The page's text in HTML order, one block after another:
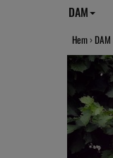
DAM
Hem › DAM